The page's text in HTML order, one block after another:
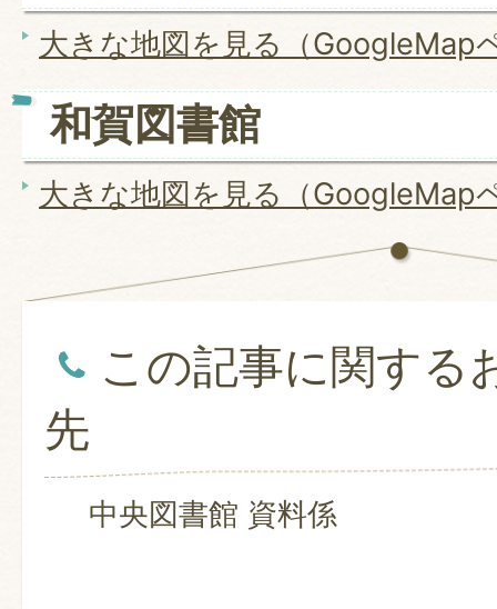
大きな地図を見る（GoogleMap
和賀図書館
大きな地図を見る（GoogleMap
この記事に関する
先
中央図書館 資料係